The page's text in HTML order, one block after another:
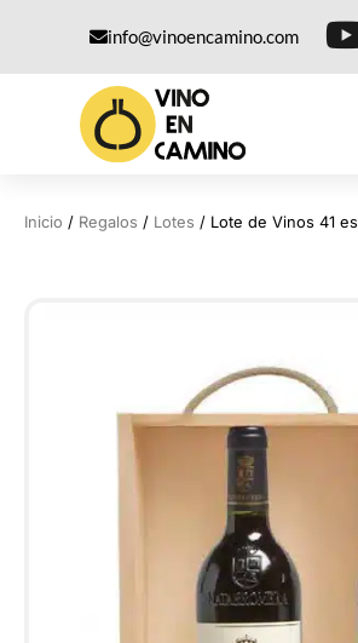
info@vinoencamino.com
Inicio / Regalos / Lotes / Lote de Vinos 41